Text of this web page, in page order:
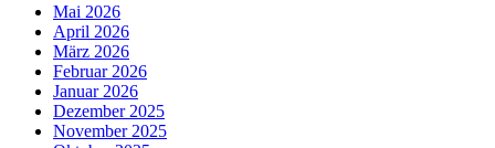
Mai 2026
April 2026
März 2026
Februar 2026
Januar 2026
Dezember 2025
November 2025